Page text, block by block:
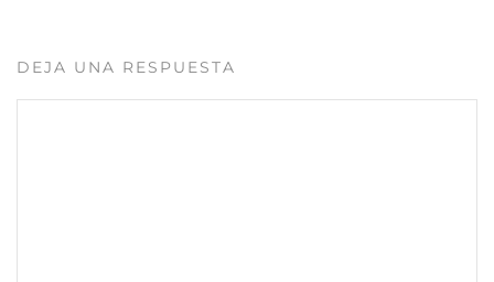
DEJA UNA RESPUESTA